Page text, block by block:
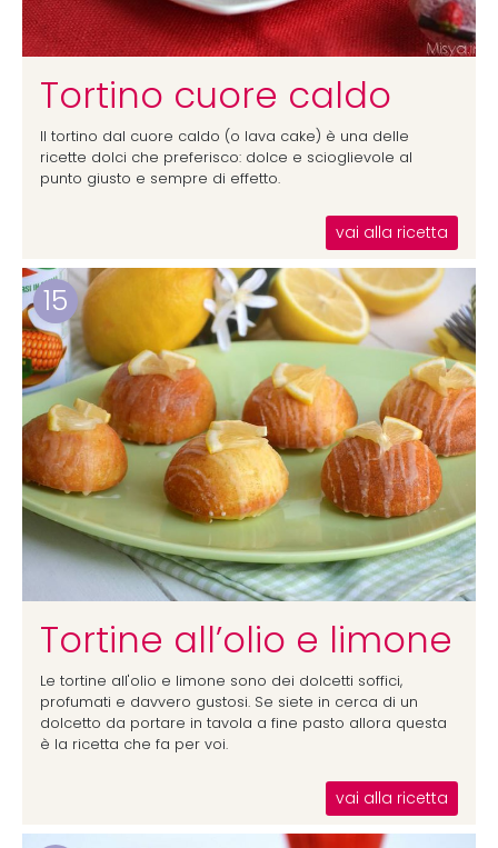
Tortino cuore caldo
Il tortino dal cuore caldo (o lava cake) è una delle
ricette dolci che preferisco: dolce e scioglievole al
punto giusto e sempre di effetto.
vai alla ricetta
15
Tortine all’olio e limone
Le tortine all'olio e limone sono dei dolcetti soffici,
profumati e davvero gustosi. Se siete in cerca di un
dolcetto da portare in tavola a fine pasto allora questa
è la ricetta che fa per voi.
vai alla ricetta